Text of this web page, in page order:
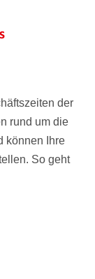
der
rund um die
können Ihre
So geht